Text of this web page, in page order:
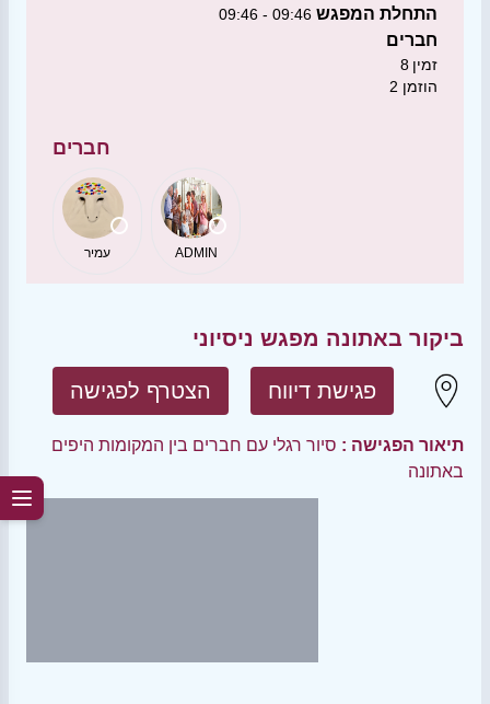
התחלת המפגש 09:46 - 09:46
חברים
8 זמין
2 הוזמן
חברים
עמיר ADMIN
ביקור באתונה מפגש ניסיוני
הצטרף לפגישה פגישת דיווח
תיאור הפגישה : סיור רגלי עם חברים בין המקומות היפים
באתונה